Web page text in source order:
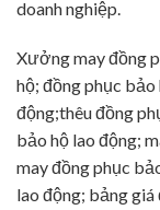
doanh nghiệp.
Xưởng may đồng
hộ; đồng phục
động;thêu đồng
bảo hộ lao động;
may đồng phục
lao động; bảng